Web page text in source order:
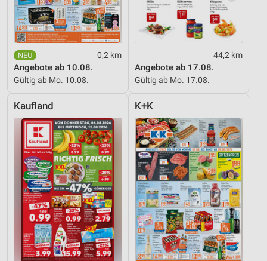
0,2 km
Angebote ab 10.08.
Gültig ab Mo. 10.08.
44,2 km
Angebote ab 17.08.
Gültig ab Mo. 17.08.
Kaufland K+K
Notwendig
Performance
Funktional
Werbung